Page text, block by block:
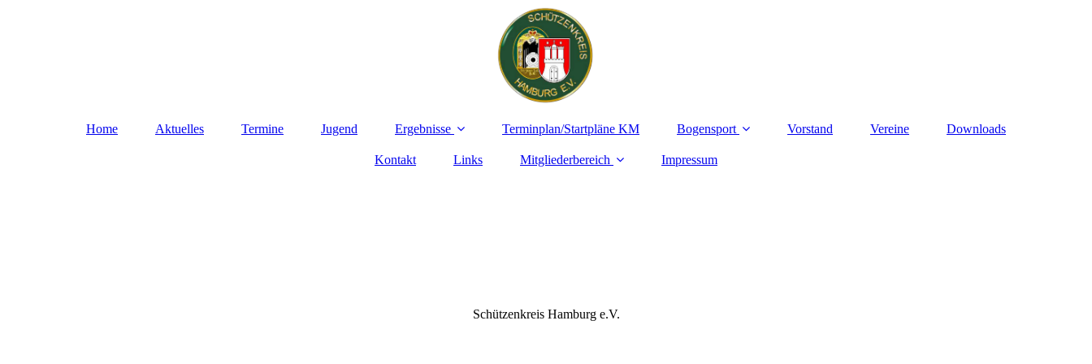
Home Aktuelles Termine Jugend Ergebnisse Terminplan/Startpläne KM Bogensport Vorstand Vereine Downloads
Kontakt Links Mitgliederbereich Impressum
Schützenkreis Hamburg e.V.